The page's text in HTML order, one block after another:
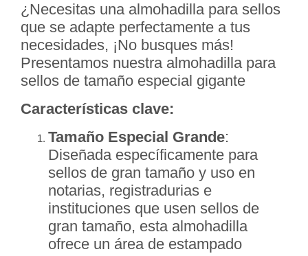
¿Necesitas una almohadilla para sellos
que se adapte perfectamente a tus
necesidades, ¡No busques más!
Presentamos nuestra almohadilla para
sellos de tamaño especial gigante
Características clave:
Tamaño Especial Grande:
Diseñada específicamente para
sellos de gran tamaño y uso en
notarias, registradurias e
instituciones que usen sellos de
gran tamaño, esta almohadilla
ofrece un área de estampado